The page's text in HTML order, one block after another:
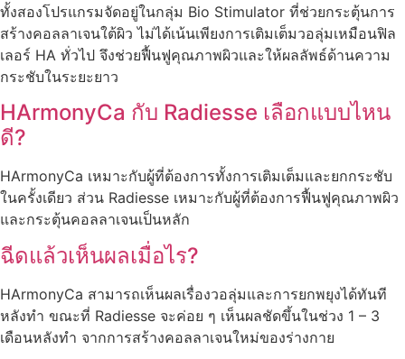
ทั้งสองโปรแกรมจัดอยู่ในกลุ่ม Bio Stimulator ที่ช่วยกระตุ้นการ
สร้างคอลลาเจนใต้ผิว ไม่ได้เน้นเพียงการเติมเต็มวอลุ่มเหมือนฟิล
เลอร์ HA ทั่วไป จึงช่วยฟื้นฟูคุณภาพผิวและให้ผลลัพธ์ด้านความ
กระชับในระยะยาว
HArmonyCa กับ Radiesse เลือกแบบไหน
ดี?
HArmonyCa เหมาะกับผู้ที่ต้องการทั้งการเติมเต็มและยกกระชับ
ในครั้งเดียว ส่วน Radiesse เหมาะกับผู้ที่ต้องการฟื้นฟูคุณภาพผิว
และกระตุ้นคอลลาเจนเป็นหลัก
ฉีดแล้วเห็นผลเมื่อไร?
HArmonyCa สามารถเห็นผลเรื่องวอลุ่มและการยกพยุงได้ทันที
หลังทำ ขณะที่ Radiesse จะค่อย ๆ เห็นผลชัดขึ้นในช่วง 1 – 3
เดือนหลังทำ จากการสร้างคอลลาเจนใหม่ของร่างกาย